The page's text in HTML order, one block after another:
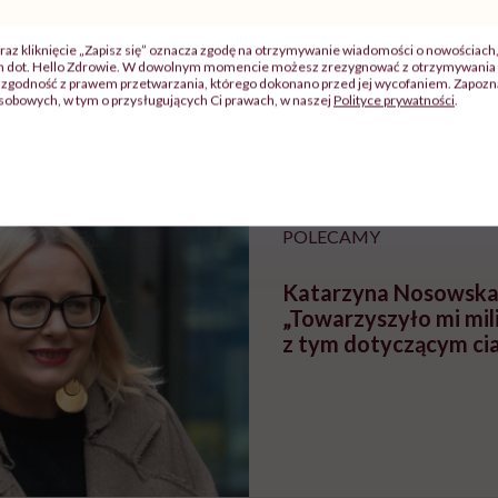
"Jestem w ciąży, co mi się
Wkrótce nowa
Instrukcja". Tym
atakach paniki.
warsztat
POLECAMY
Katarzyna
„Towarzyszyło mi
z tym dotyczącym
kliknięcie „Zapisz się” oznacza zgodę na otrzymywanie wiadomości o
dot. Hello Zdrowie. W dowolnym momencie możesz zrezygnować z
zgodność z prawem przetwarzania, którego dokonano przed jej wycofaniem.
w tym o przysługujących Ci prawach, w naszejPolityce prywatności.